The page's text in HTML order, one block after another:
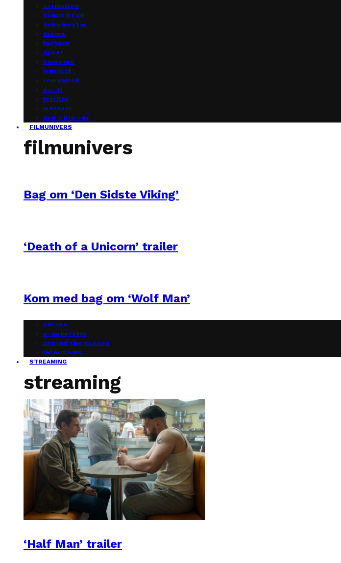
animation
comic book
dokumentar
drama
fantasy
gyser
komedie
musical
romantisk
sci-fi
thriller
western
dvd / blu-ray
FILMUNIVERS
filmunivers
Bag om ‘Den Sidste Viking’
‘Death of a Unicorn’ trailer
Kom med bag om ‘Wolf Man’
pulsen
vi anbefaler
behind the scenes
interviews
STREAMING
streaming
‘Half Man’ trailer